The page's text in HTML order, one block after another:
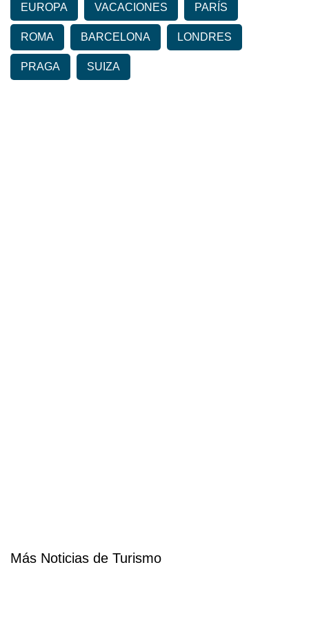
EUROPA VACACIONES PARÍS
ROMA BARCELONA LONDRES
PRAGA SUIZA
Más Noticias de Turismo